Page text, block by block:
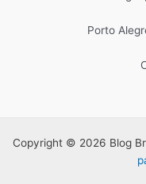
Porto
Copyright © 2026 Blog